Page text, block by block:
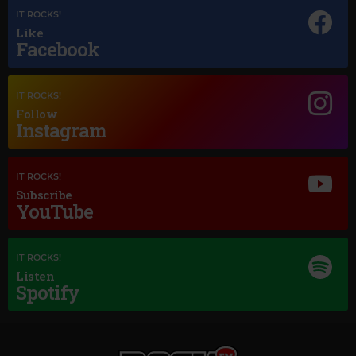
ELLA FITZEGERALD & LOUIE ARMSTRONG–THE NEARNESS OF YOU
IT ROCKS!
Like
Facebook
IT ROCKS!
Follow
Instagram
IT ROCKS!
Subscribe
YouTube
IT ROCKS!
Listen
Spotify